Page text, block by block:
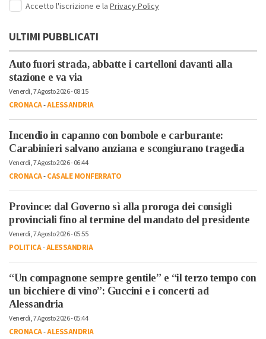
Accetto l'iscrizione e la Privacy Policy
ULTIMI PUBBLICATI
Auto fuori strada, abbatte i cartelloni davanti alla
stazione e va via
Venerdì, 7 Agosto 2026 - 08:15
CRONACA-ALESSANDRIA
Incendio in capanno con bombole e carburante:
Carabinieri salvano anziana e scongiurano tragedia
Venerdì, 7 Agosto 2026 - 06:44
CRONACA-CASALE MONFERRATO
Province: dal Governo sì alla proroga dei consigli
provinciali fino al termine del mandato del presidente
Venerdì, 7 Agosto 2026 - 05:55
POLITICA-ALESSANDRIA
“Un compagnone sempre gentile” e “il terzo tempo con
un bicchiere di vino”: Guccini e i concerti ad
Alessandria
Venerdì, 7 Agosto 2026 - 05:44
CRONACA-ALESSANDRIA